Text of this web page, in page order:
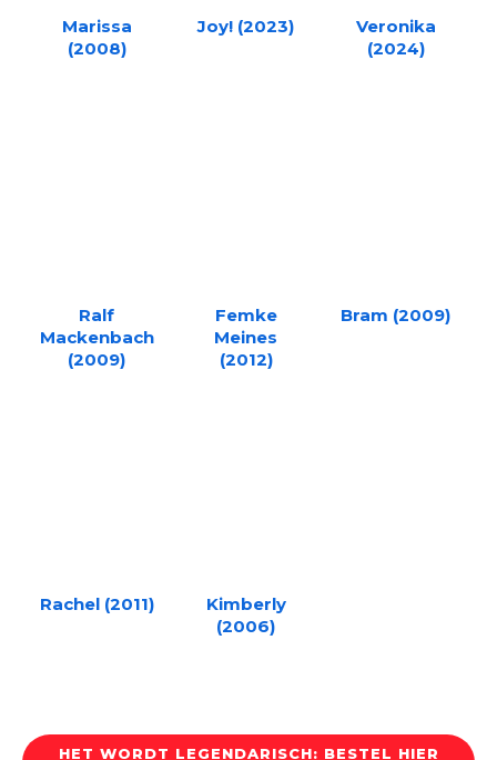
Marissa
(2008)
Joy! (2023)
Veronika
(2024)
Ralf
Mackenbach
(2009)
Femke
Meines
(2012)
Bram (2009)
Rachel (2011)
Kimberly
(2006)
HET WORDT LEGENDARISCH: BESTEL HIER